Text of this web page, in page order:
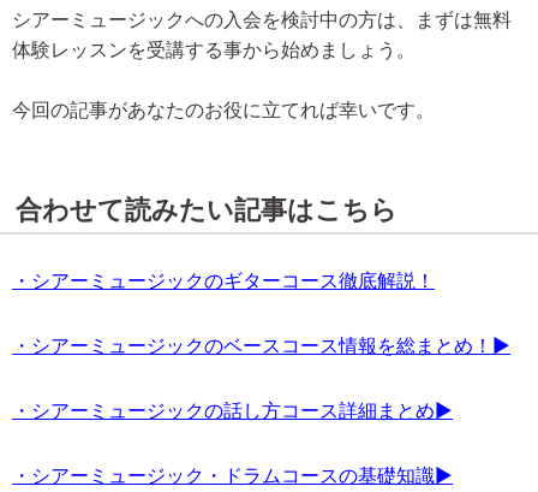
シアーミュージックへの入会を検討中の方は、まずは無料
体験レッスンを受講する事から始めましょう。
今回の記事があなたのお役に立てれば幸いです。
合わせて読みたい記事はこちら
・シアーミュージックのギターコース徹底解説！
・シアーミュージックのベースコース情報を総まとめ！▶
・シアーミュージックの話し方コース詳細まとめ▶
・シアーミュージック・ドラムコースの基礎知識▶